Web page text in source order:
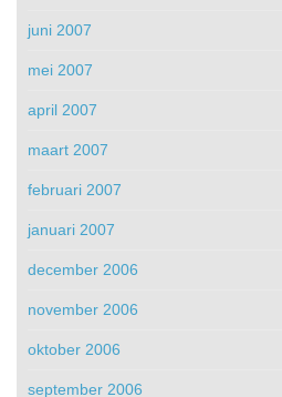
juni 2007
mei 2007
april 2007
maart 2007
februari 2007
januari 2007
december 2006
november 2006
oktober 2006
september 2006